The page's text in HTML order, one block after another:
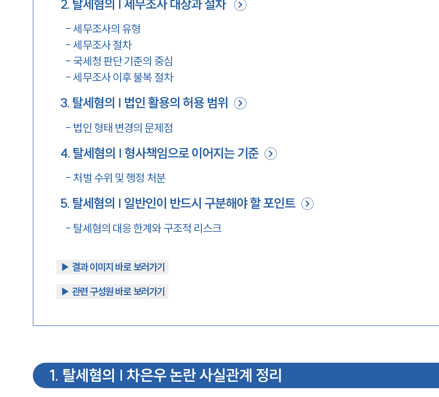
2. 탈세혐의 | 세무조사 대상과 절차
-세무조사의 유형
-세무조사 절차
- 국세청 판단 기준의 중심
-세무조사 이후 불복 절차
3. 탈세혐의 | 법인 활용의 허용 범위
- 법인 형태 변경의 문제점
4. 탈세혐의 | 형사책임으로 이어지는 기준
- 처벌 수위 및 행정 처분
5. 탈세혐의 | 일반인이 반드시 구분해야 할 포인트
- 탈세혐의 대응 한계와 구조적 리스크
▶︎ 결과 이미지 바로 보러가기
▶︎ 관련 구성원 바로 보러가기
1. 탈세혐의 | 차은우 논란 사실관계 정리